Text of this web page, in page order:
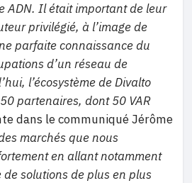
ADN. Il était important de leur
privilégié, à l’image de
parfaite connaissance du
d’un réseau de
l’écosystème de Divalto
partenaires, dont 50 VAR
dans le communiqué Jérôme
marchés que nous
en allant notamment
de solutions de plus en plus